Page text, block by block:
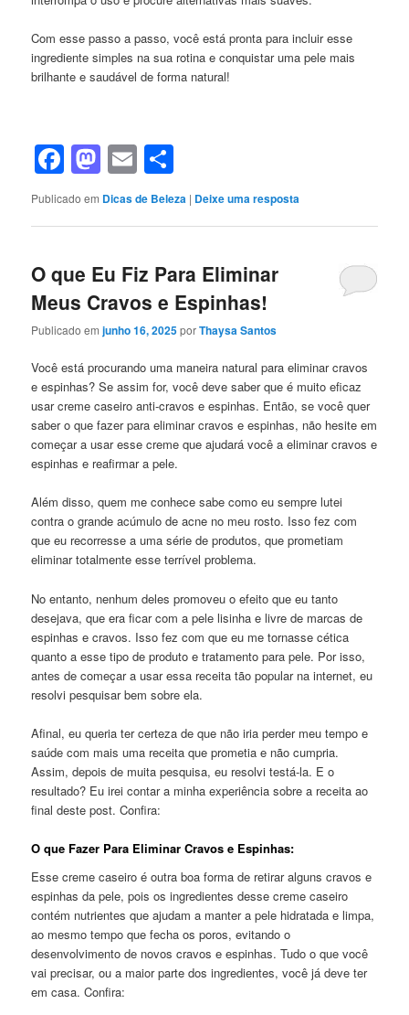
Com esse passo a passo, você está pronta para incluir esse
ingrediente simples na sua rotina e conquistar uma pele mais
brilhante e saudável de forma natural!
Facebook
Mastodon
Email
Publicado em Dicas de Beleza | Deixe uma resposta
O que Eu Fiz Para Eliminar
Meus Cravos e Espinhas!
Publicado emjunho 16, 2025porThaysa Santos
Você está procurando uma maneira natural para eliminar cravos
e espinhas? Se assim for, você deve saber que é muito eficaz
usar creme caseiro anti-cravos e espinhas. Então, se você quer
saber o que fazer para eliminar cravos e espinhas, não hesite em
começar a usar esse creme que ajudará você a eliminar cravos e
espinhas e reafirmar a pele.
Além disso, quem me conhece sabe como eu sempre lutei
contra o grande acúmulo de acne no meu rosto. Isso fez com
que eu recorresse a uma série de produtos, que prometiam
eliminar totalmente esse terrível problema.
No entanto, nenhum deles promoveu o efeito que eu tanto
desejava, que era ficar com a pele lisinha e livre de marcas de
espinhas e cravos. Isso fez com que eu me tornasse cética
quanto a esse tipo de produto e tratamento para pele. Por isso,
antes de começar a usar essa receita tão popular na internet, eu
resolvi pesquisar bem sobre ela.
Afinal, eu queria ter certeza de que não iria perder meu tempo e
saúde com mais uma receita que prometia e não cumpria.
Assim, depois de muita pesquisa, eu resolvi testá-la. E o
resultado? Eu irei contar a minha experiência sobre a receita ao
final deste post. Confira:
O que Fazer Para Eliminar Cravos e Espinhas:
Esse creme caseiro é outra boa forma de retirar alguns cravos e
espinhas da pele, pois os ingredientes desse creme caseiro
contém nutrientes que ajudam a manter a pele hidratada e limpa,
ao mesmo tempo que fecha os poros, evitando o
desenvolvimento de novos cravos e espinhas. Tudo o que você
vai precisar, ou a maior parte dos ingredientes, você já deve ter
em casa. Confira: